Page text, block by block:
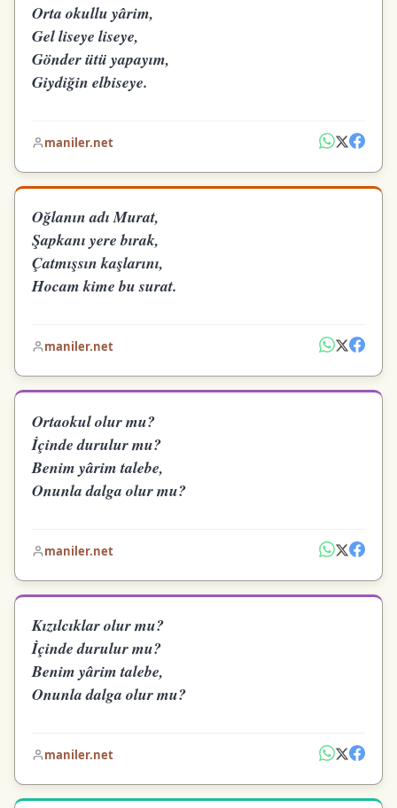
Orta okullu yârim,
Gel liseye liseye,
Gönder ütü yapayım,
Giydiğin elbiseye.
maniler.net
Oğlanın adı Murat,
Şapkanı yere bırak,
Çatmışsın kaşlarını,
Hocam kime bu surat.
maniler.net
Ortaokul olur mu?
İçinde durulur mu?
Benim yârim talebe,
Onunla dalga olur mu?
maniler.net
Kızılcıklar olur mu?
İçinde durulur mu?
Benim yârim talebe,
Onunla dalga olur mu?
maniler.net